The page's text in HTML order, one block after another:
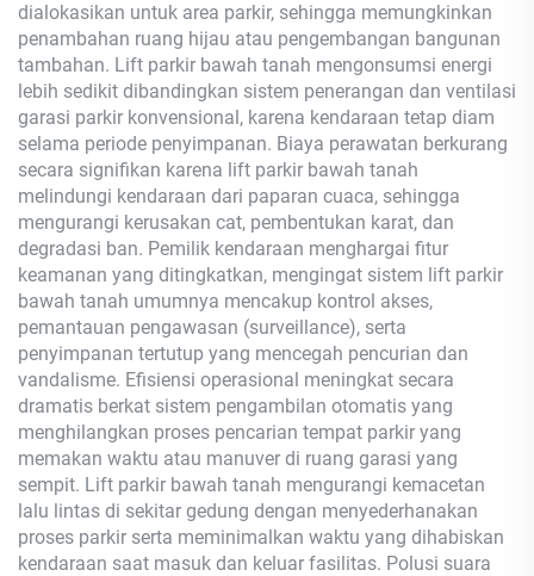
dialokasikan untuk area parkir, sehingga memungkinkan
penambahan ruang hijau atau pengembangan bangunan
tambahan. Lift parkir bawah tanah mengonsumsi energi
lebih sedikit dibandingkan sistem penerangan dan ventilasi
garasi parkir konvensional, karena kendaraan tetap diam
selama periode penyimpanan. Biaya perawatan berkurang
secara signifikan karena lift parkir bawah tanah
melindungi kendaraan dari paparan cuaca, sehingga
mengurangi kerusakan cat, pembentukan karat, dan
degradasi ban. Pemilik kendaraan menghargai fitur
keamanan yang ditingkatkan, mengingat sistem lift parkir
bawah tanah umumnya mencakup kontrol akses,
pemantauan pengawasan (surveillance), serta
penyimpanan tertutup yang mencegah pencurian dan
vandalisme. Efisiensi operasional meningkat secara
dramatis berkat sistem pengambilan otomatis yang
menghilangkan proses pencarian tempat parkir yang
memakan waktu atau manuver di ruang garasi yang
sempit. Lift parkir bawah tanah mengurangi kemacetan
lalu lintas di sekitar gedung dengan menyederhanakan
proses parkir serta meminimalkan waktu yang dihabiskan
kendaraan saat masuk dan keluar fasilitas. Polusi suara